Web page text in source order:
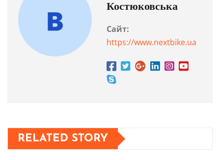
Костюковська
Сайт:
https://www.nextbike.ua
RELATED STORY